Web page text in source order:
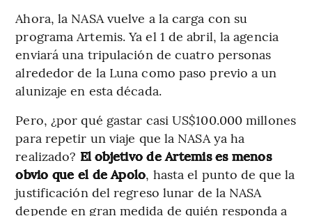
Ahora, la NASA vuelve a la carga con su
programa Artemis. Ya el 1 de abril, la agencia
enviará una tripulación de cuatro personas
alrededor de la Luna como paso previo a un
alunizaje en esta década.
Pero, ¿por qué gastar casi US$100.000 millones
para repetir un viaje que la NASA ya ha
realizado? El objetivo de Artemis es menos
obvio que el de Apolo, hasta el punto de que la
justificación del regreso lunar de la NASA
depende en gran medida de quién responda a